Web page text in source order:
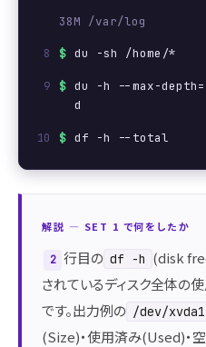
38M /var/log
$ du -sh /home/*
$ du -h --max-
d
$ df -h --total
解説 ― SET 1 で何をしたか
2 行目の df -h (disk
されているディスク全体の
です。出力例の /dev/xvda1
(Size)・使用済み(Used)・